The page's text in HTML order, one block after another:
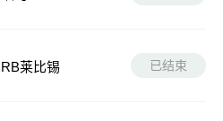
RB莱比锡 已结束